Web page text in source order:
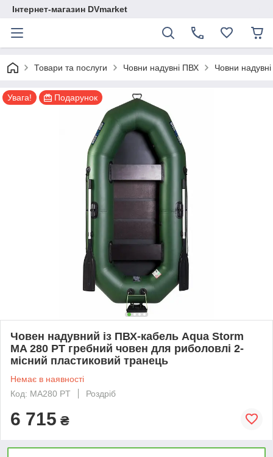
Інтернет-магазин DVmarket
Товари та послуги Човни надувні ПВХ Човни надувні
Увага! Подарунок
Човен надувний із ПВХ-кабель Aqua Storm
MA 280 PT гребний човен для риболовлі 2-
місний пластиковий транець
Немає в наявності
Код: MA280 PT
Роздріб
6 715 ₴